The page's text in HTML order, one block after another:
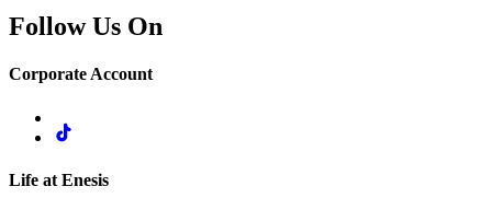
Follow Us On
Corporate Account
Life at Enesis